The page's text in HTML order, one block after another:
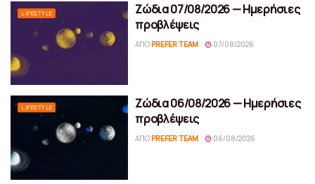
LIFESTYLE
Ζώδια 07/08/2026 — Ημερήσιες
προβλέψεις
ΑΠΌ PREFER TEAM 07/08/2026
LIFESTYLE
Ζώδια 06/08/2026 — Ημερήσιες
προβλέψεις
ΑΠΌ PREFER TEAM 06/08/2026